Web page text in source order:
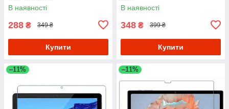
В наявності
288 ₴ 349 ₴
Купити
В наявності
348 ₴ 399 ₴
Купити
–11% –11%